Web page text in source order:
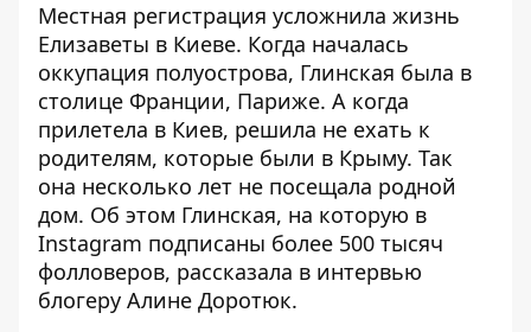
Местная регистрация усложнила жизнь
Елизаветы в Киеве. Когда началась
оккупация полуострова, Глинская была в
столице Франции, Париже. А когда
прилетела в Киев, решила не ехать к
родителям, которые были в Крыму. Так
она несколько лет не посещала родной
дом. Об этом Глинская, на которую в
Instagram подписаны более 500 тысяч
фолловеров, рассказала в интервью
блогеру Алине Доротюк.